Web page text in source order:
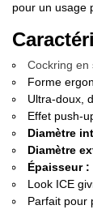
pour un usage
Cockring en
Forme
Ultra-doux,
Effet push-
Diamètre
Diamètre
Épaisseur :
Look ICE
Parfait pour